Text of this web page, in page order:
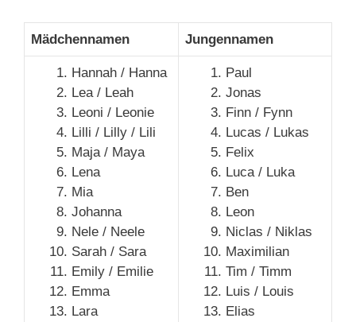
Mädchennamen Jungennamen
Hannah / Hanna
Lea / Leah
Leoni / Leonie
Lilli / Lilly / Lili
Maja / Maya
Lena
Mia
Johanna
Nele / Neele
Sarah / Sara
Emily / Emilie
Emma
Lara
Paul
Jonas
Finn / Fynn
Lucas / Lukas
Felix
Luca / Luka
Ben
Leon
Niclas / Niklas
Maximilian
Tim / Timm
Luis / Louis
Elias